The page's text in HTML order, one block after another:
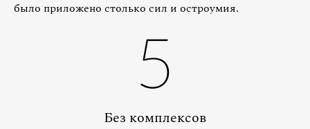
было приложено столько сил и остроумия.
5
Без комплексов